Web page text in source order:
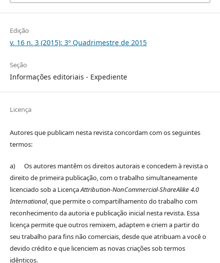
Edição
v. 16 n. 3 (2015): 3º Quadrimestre de 2015
Seção
Informações editoriais - Expediente
Licença
Autores que publicam nesta revista concordam com os seguintes
termos:
a) Os autores mantêm os direitos autorais e concedem à revista o
direito de primeira publicação, com o trabalho simultaneamente
licenciado sob a LicençaAttribution-NonCommercial-ShareAlike 4.0
International, que permite o compartilhamento do trabalho com
reconhecimento da autoria e publicação inicial nesta revista. Essa
licença permite que outros remixem, adaptem e criem a partir do
seu trabalho para fins não comerciais, desde que atribuam a você o
devido crédito e que licenciem as novas criações sob termos
idênticos.